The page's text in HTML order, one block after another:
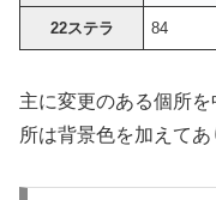
22ステラ 84
主に変更のある個所
所は背景色を加えてあ